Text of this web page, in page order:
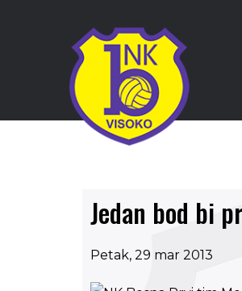
Jedan bod bi
Petak, 29 mar 2013